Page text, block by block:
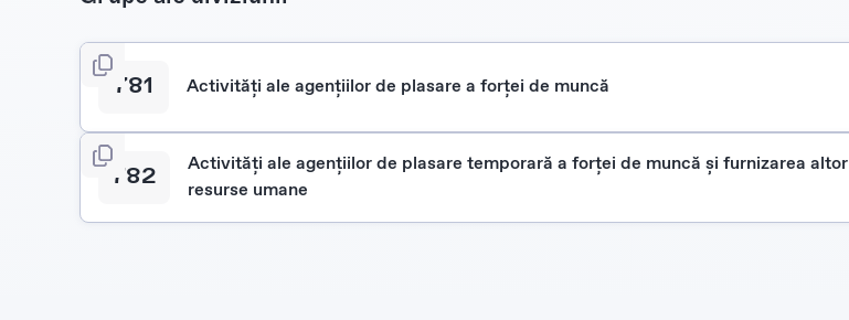
781 Activităţi ale agenţiilor de plasare a forţei de muncă
782
Activități ale agențiilor de plasare temporară a forței de muncă și furnizarea altor
resurse umane